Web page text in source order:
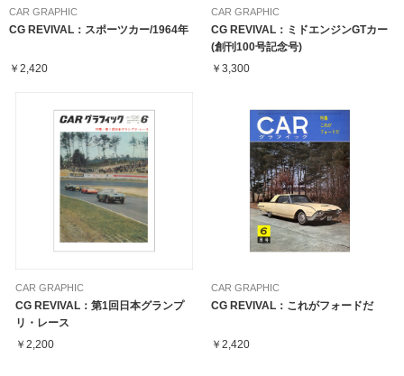
CAR GRAPHIC
CG REVIVAL：スポーツカー/1964年
￥2,420
CAR GRAPHIC
CG REVIVAL：ミドエンジンGTカー
(創刊100号記念号)
￥3,300
CAR GRAPHIC
CG REVIVAL：第1回日本グランプ
リ・レース
￥2,200
CAR GRAPHIC
CG REVIVAL：これがフォードだ
￥2,420